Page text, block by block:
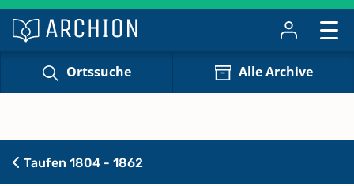
Ortssuche Alle Archive
Taufen 1804 - 1862